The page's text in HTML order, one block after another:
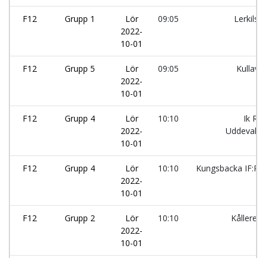
F12 Grupp 1
Lör
2022-
10-01
09:05 Lerkils
F12 Grupp 5
Lör
2022-
10-01
09:05
F12 Grupp 4
Lör
2022-
10-01
10:10
Ik
F12 Grupp 4
Lör
2022-
10-01
10:10 Kungsbacka
F12 Grupp 2
Lör
2022-
10-01
10:10 Kållered